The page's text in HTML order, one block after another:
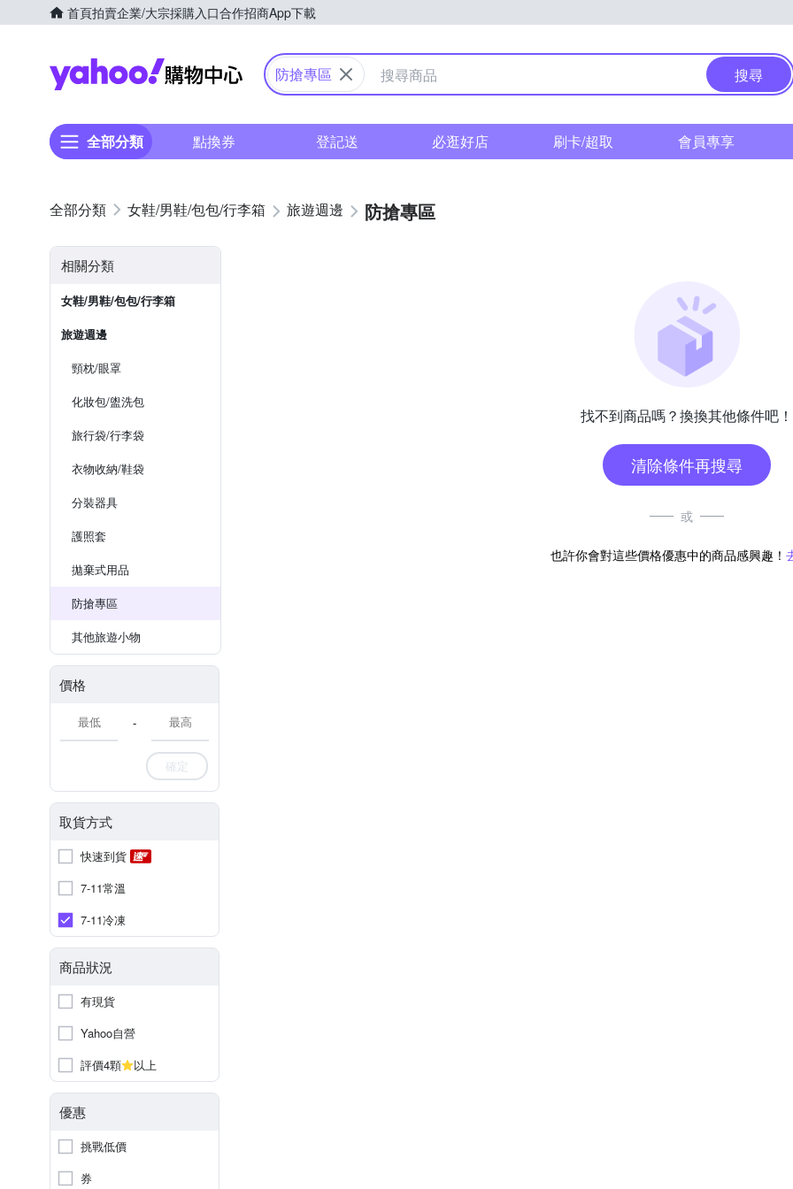
首頁拍賣企業/大宗採購入口合作招商App下載
Yahoo購物中心
防搶專區 搜尋
全部分類 點換券 登記送 必逛好店 刷卡/超取 會員專享
女鞋/男鞋/包包/行李箱 旅遊週邊 防搶專區
相關分類
女鞋/男鞋/包包/行李箱
旅遊週邊
頸枕/眼罩
化妝包/盥洗包
旅行袋/行李袋
衣物收納/鞋袋
分裝器具
護照套
拋棄式用品
防搶專區
其他旅遊小物
價格
-
確定
取貨方式
快速到貨
7-11常溫
7-11冷凍
商品狀況
有現貨
Yahoo自營
評價4顆
以上
優惠
挑戰低價
券
找不到商品嗎？換換其他條件吧！
清除條件再搜尋
或
也許你會對這些價格優惠中的商品感興趣！